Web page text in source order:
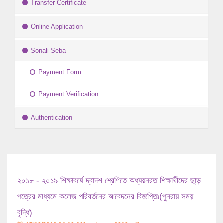
Transfer Certificate
Online Application
Sonali Seba
Payment Form
Payment Verification
Authentication
২০১৮ - ২০১৯ শিক্ষাবর্ষে দ্বাদশ শ্রেণিতে অধ্যয়নরত শিক্ষার্থীদের ছা্ড়
পত্রের মাধ্যমে কলেজ পরিবর্তনের আবেদনের বিজ্ঞপ্তিঃ(পুনরায় সময়
বৃদ্ধি)